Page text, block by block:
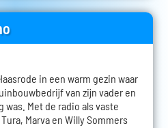
in een warm gezin waar
van zijn vader en
was. Met de radio als vaste
Marva en Willy Sommers